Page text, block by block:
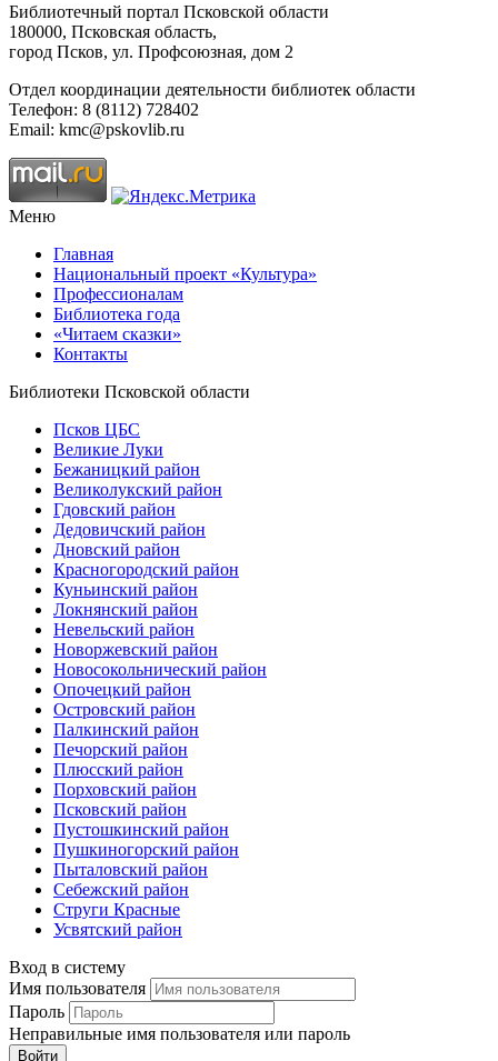
Библиотечный портал Псковской области
180000, Псковская область,
город Псков, ул. Профсоюзная, дом 2
Отдел координации деятельности библиотек области
Телефон: 8 (8112) 728402
Email: kmc@pskovlib.ru
Меню
Главная
Национальный проект «Культура»
Профессионалам
Библиотека года
«Читаем сказки»
Контакты
Библиотеки Псковской области
Псков ЦБС
Великие Луки
Бежаницкий район
Великолукский район
Гдовский район
Дедовичский район
Дновский район
Красногородский район
Куньинский район
Локнянский район
Невельский район
Новоржевский район
Новосокольнический район
Опочецкий район
Островский район
Палкинский район
Печорский район
Плюсский район
Порховский район
Псковский район
Пустошкинский район
Пушкиногорский район
Пыталовский район
Себежский район
Струги Красные
Усвятский район
Вход в систему
Имя пользователя
Пароль
Неправильные имя пользователя или пароль
Войти